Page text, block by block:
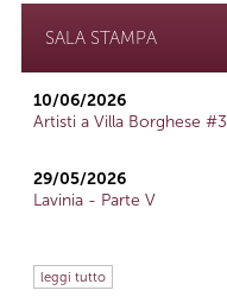
SALA STAMPA
10/06/2026
Artisti a Villa Borghese #3
29/05/2026
Lavinia - Parte V
leggi tutto